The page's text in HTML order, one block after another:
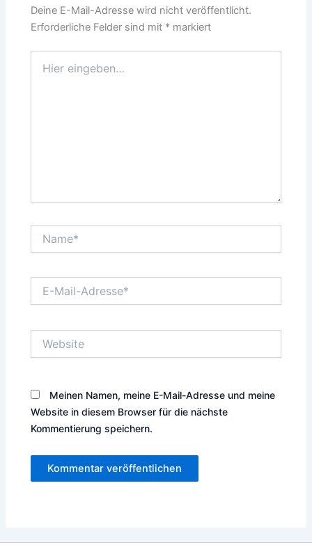
Deine E-Mail-Adresse wird nicht veröffentlicht.
Erforderliche Felder sind mit * markiert
eingeben…
Mail-
Meinen Namen, meine E-Mail-Adresse und meine
Website in diesem Browser für die nächste
Kommentierung speichern.